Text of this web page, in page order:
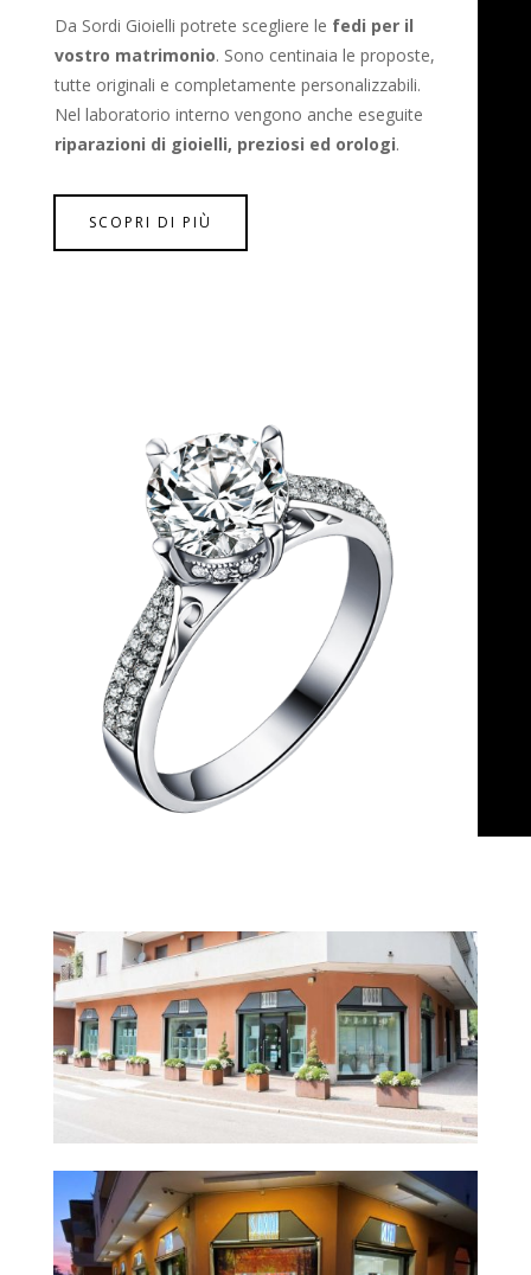
Da Sordi Gioielli potrete scegliere le fedi per il
vostro matrimonio. Sono centinaia le proposte,
tutte originali e completamente personalizzabili.
Nel laboratorio interno vengono anche eseguite
riparazioni di gioielli, preziosi ed orologi.
SCOPRI DI PIÙ